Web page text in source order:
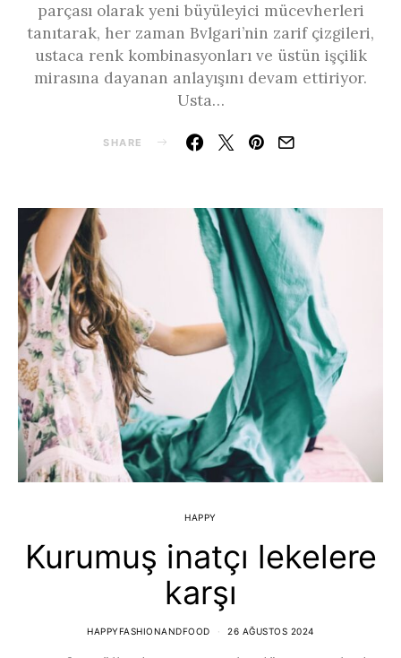
parçası olarak yeni büyüleyici mücevherleri
tanıtarak, her zaman Bvlgari’nin zarif çizgileri,
ustaca renk kombinasyonları ve üstün işçilik
mirasına dayanan anlayışını devam ettiriyor.
Usta…
SHARE
HAPPY
Kurumuş inatçı lekelere
karşı
HAPPYFASHIONANDFOOD 26 AĞUSTOS 2024